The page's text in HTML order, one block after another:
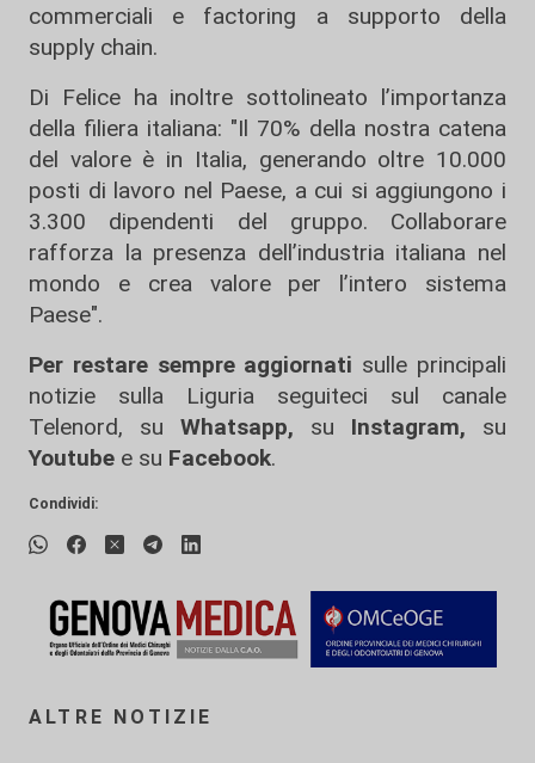
commerciali e factoring a supporto della
supply chain.
Di Felice ha inoltre sottolineato l’importanza
della filiera italiana: "Il 70% della nostra catena
del valore è in Italia, generando oltre 10.000
posti di lavoro nel Paese, a cui si aggiungono i
3.300 dipendenti del gruppo. Collaborare
rafforza la presenza dell’industria italiana nel
mondo e crea valore per l’intero sistema
Paese".
Per restare sempre aggiornati sulle principali
notizie sulla Liguria seguiteci sul canale
Telenord, su
Whatsapp, su Instagram, su
Youtube e su Facebook.
Condividi:
ALTRE NOTIZIE